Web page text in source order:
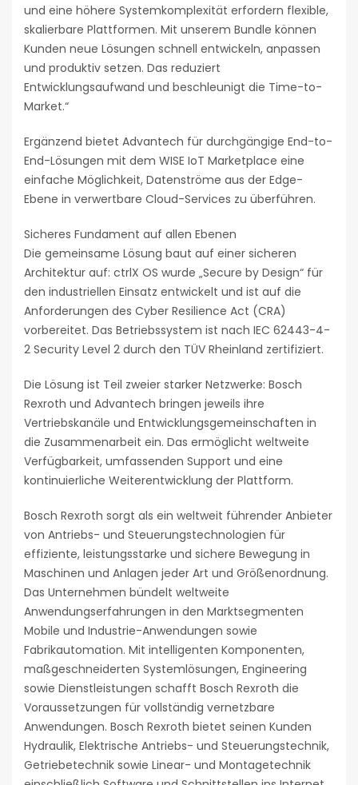
und eine höhere Systemkomplexität erfordern flexible,
skalierbare Plattformen. Mit unserem Bundle können
Kunden neue Lösungen schnell entwickeln, anpassen
und produktiv setzen. Das reduziert
Entwicklungsaufwand und beschleunigt die Time-to-
Market.“
Ergänzend bietet Advantech für durchgängige End-to-
End-Lösungen mit dem WISE IoT Marketplace eine
einfache Möglichkeit, Datenströme aus der Edge-
Ebene in verwertbare Cloud-Services zu überführen.
Sicheres Fundament auf allen Ebenen
Die gemeinsame Lösung baut auf einer sicheren
Architektur auf: ctrlX OS wurde „Secure by Design“ für
den industriellen Einsatz entwickelt und ist auf die
Anforderungen des Cyber Resilience Act (CRA)
vorbereitet. Das Betriebssystem ist nach IEC 62443-4-
2 Security Level 2 durch den TÜV Rheinland zertifiziert.
Die Lösung ist Teil zweier starker Netzwerke: Bosch
Rexroth und Advantech bringen jeweils ihre
Vertriebskanäle und Entwicklungsgemeinschaften in
die Zusammenarbeit ein. Das ermöglicht weltweite
Verfügbarkeit, umfassenden Support und eine
kontinuierliche Weiterentwicklung der Plattform.
Bosch Rexroth sorgt als ein weltweit führender Anbieter
von Antriebs- und Steuerungstechnologien für
effiziente, leistungsstarke und sichere Bewegung in
Maschinen und Anlagen jeder Art und Größenordnung.
Das Unternehmen bündelt weltweite
Anwendungserfahrungen in den Marktsegmenten
Mobile und Industrie-Anwendungen sowie
Fabrikautomation. Mit intelligenten Komponenten,
maßgeschneiderten Systemlösungen, Engineering
sowie Dienstleistungen schafft Bosch Rexroth die
Voraussetzungen für vollständig vernetzbare
Anwendungen. Bosch Rexroth bietet seinen Kunden
Hydraulik, Elektrische Antriebs- und Steuerungstechnik,
Getriebetechnik sowie Linear- und Montagetechnik